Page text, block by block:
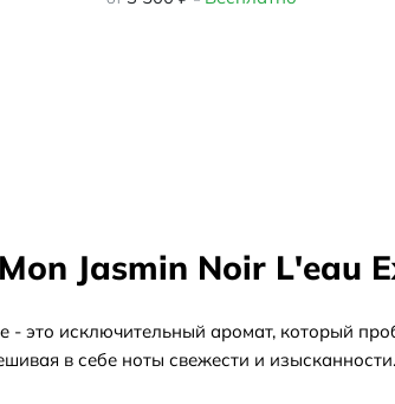
Jasmin Noir L'eau
- это исключительный аромат, который
в себе ноты свежести и изысканности.